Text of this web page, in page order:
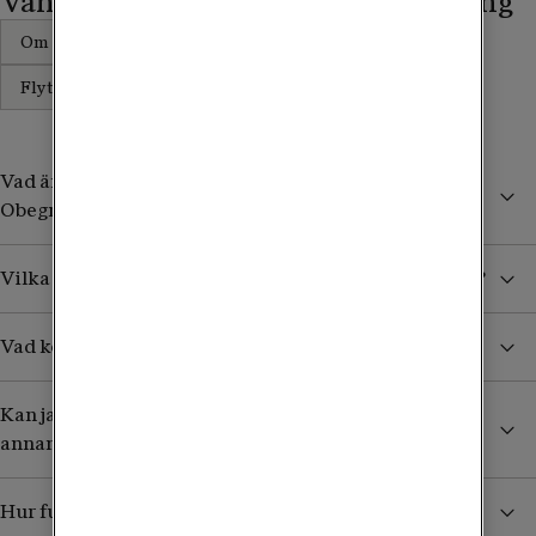
Om abonnemangen
Flytta nummer från annan operatör
Vad är det för skillnad mellan Obegränsad och
Obegränsad Max?
Vilka länder utöver EU/EES ingår i Obegränsad Max?
Vad kostar det att använda mobilen i utlandet?
Kan jag behålla mitt nummer om jag flyttar från en
annan operatör?
Hur funkar extra SIM-kort och hur beställer jag det?